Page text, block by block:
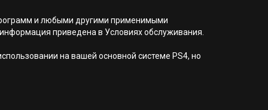
и любыми другими применимыми
приведена в Условиях обслуживания.
на вашей основной системе PS4, но